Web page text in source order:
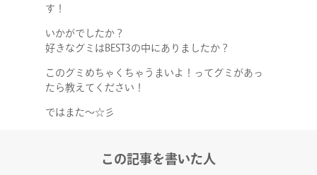
RECRUIT
す！
いかがでしたか？
好きなグミはBEST3の中にありましたか？
このグミめちゃくちゃうまいよ！ってグミがあっ
たら教えてください！
ではまた～☆彡
この記事を書いた人